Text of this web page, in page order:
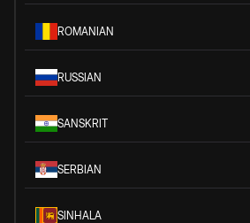
ROMANIAN
RUSSIAN
SANSKRIT
SERBIAN
SINHALA